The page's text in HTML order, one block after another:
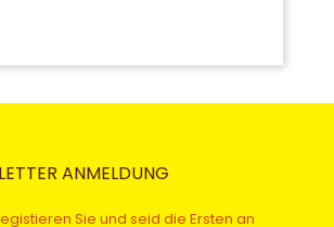
ANMELDUNG
Sie und seid die Ersten an